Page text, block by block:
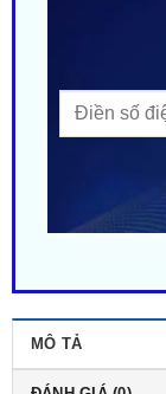
ĐÁNH GIÁ (0)